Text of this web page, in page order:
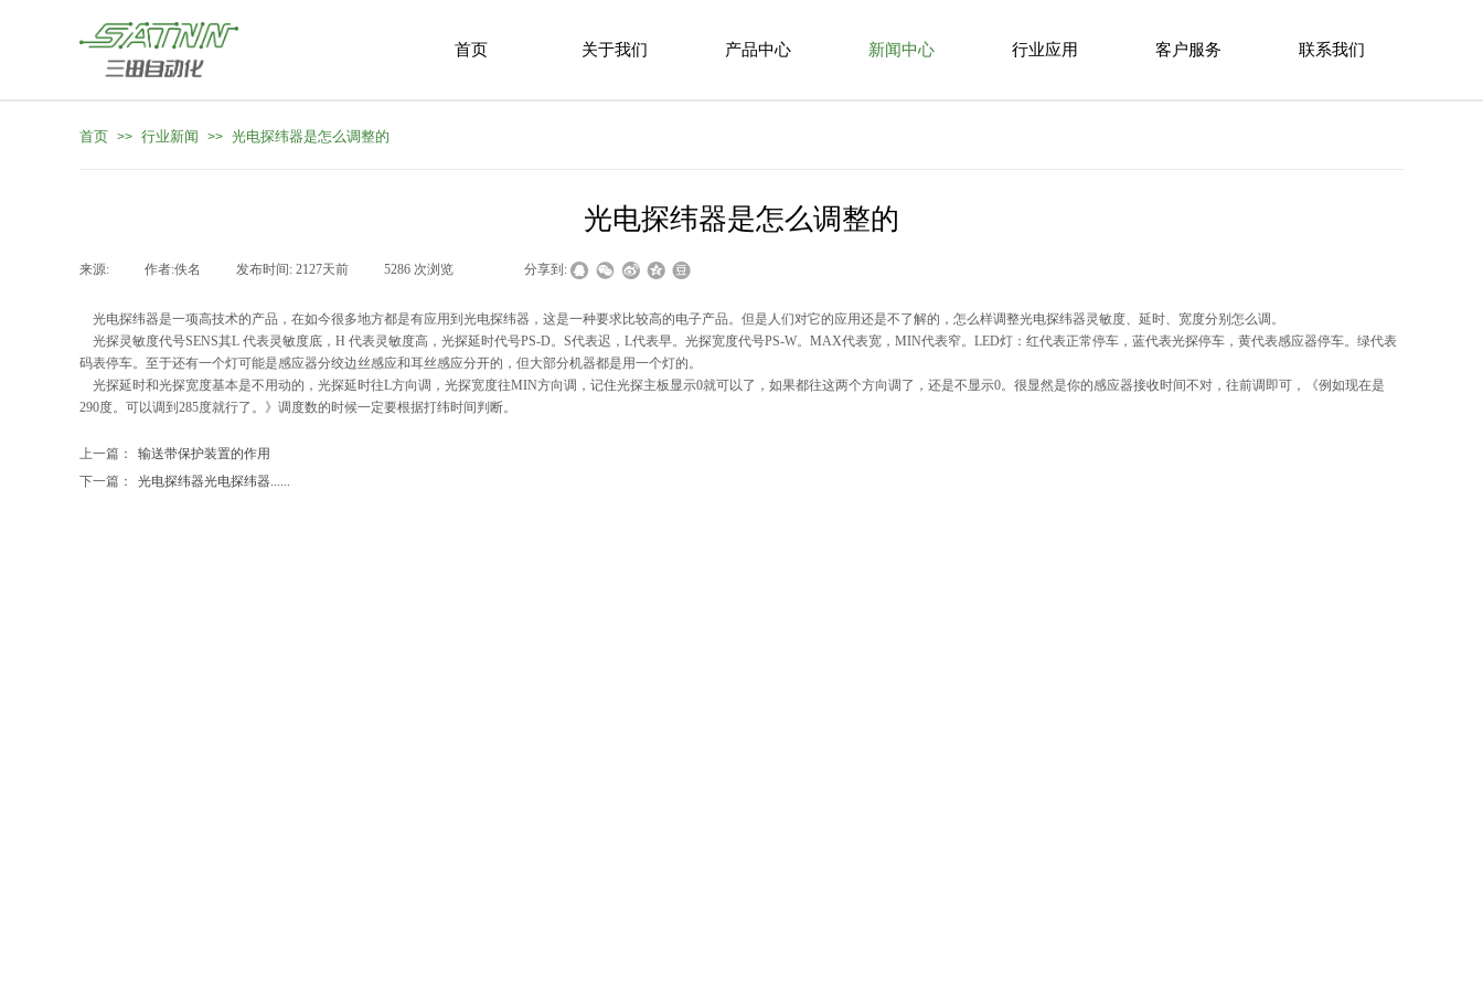
首页 关于我们 产品中心 新闻中心 行业应用 客户服务 联系我们
首页 >> 行业新闻 >> 光电探纬器是怎么调整的
光电探纬器是怎么调整的
来源: 作者:佚名 发布时间: 2127天前 5286 次浏览 分享到:
光电探纬器是一项高技术的产品，在如今很多地方都是有应用到光电探纬器，这是一种要求比较高的电子产品。但是人们对它的应用还是不了解的，怎么样调整光电探纬器灵敏度、延时、宽度分别怎么调。
光探灵敏度代号SENS其L 代表灵敏度底，H 代表灵敏度高，光探延时代号PS-D。S代表迟，L代表早。光探宽度代号PS-W。MAX代表宽，MIN代表窄。LED灯：红代表正常停车，蓝代表光探停车，黄代表感应器停车。绿代表
码表停车。至于还有一个灯可能是感应器分绞边丝感应和耳丝感应分开的，但大部分机器都是用一个灯的。
光探延时和光探宽度基本是不用动的，光探延时往L方向调，光探宽度往MIN方向调，记住光探主板显示0就可以了，如果都往这两个方向调了，还是不显示0。很显然是你的感应器接收时间不对，往前调即可，《例如现在是
290度。可以调到285度就行了。》调度数的时候一定要根据打纬时间判断。
上一篇：
输送带保护装置的作用
下一篇：
光电探纬器光电探纬器......